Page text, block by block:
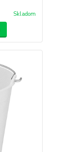
Skladom